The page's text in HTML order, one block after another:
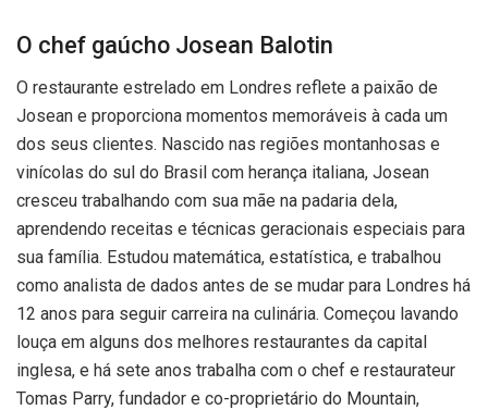
O chef gaúcho Josean Balotin
O restaurante estrelado em Londres reflete a paixão de
Josean e proporciona momentos memoráveis à cada um
dos seus clientes. Nascido nas regiões montanhosas e
vinícolas do sul do Brasil com herança italiana, Josean
cresceu trabalhando com sua mãe na padaria dela,
aprendendo receitas e técnicas geracionais especiais para
sua família. Estudou matemática, estatística, e trabalhou
como analista de dados antes de se mudar para Londres há
12 anos para seguir carreira na culinária. Começou lavando
louça em alguns dos melhores restaurantes da capital
inglesa, e há sete anos trabalha com o chef e restaurateur
Tomas Parry, fundador e co-proprietário do Mountain,